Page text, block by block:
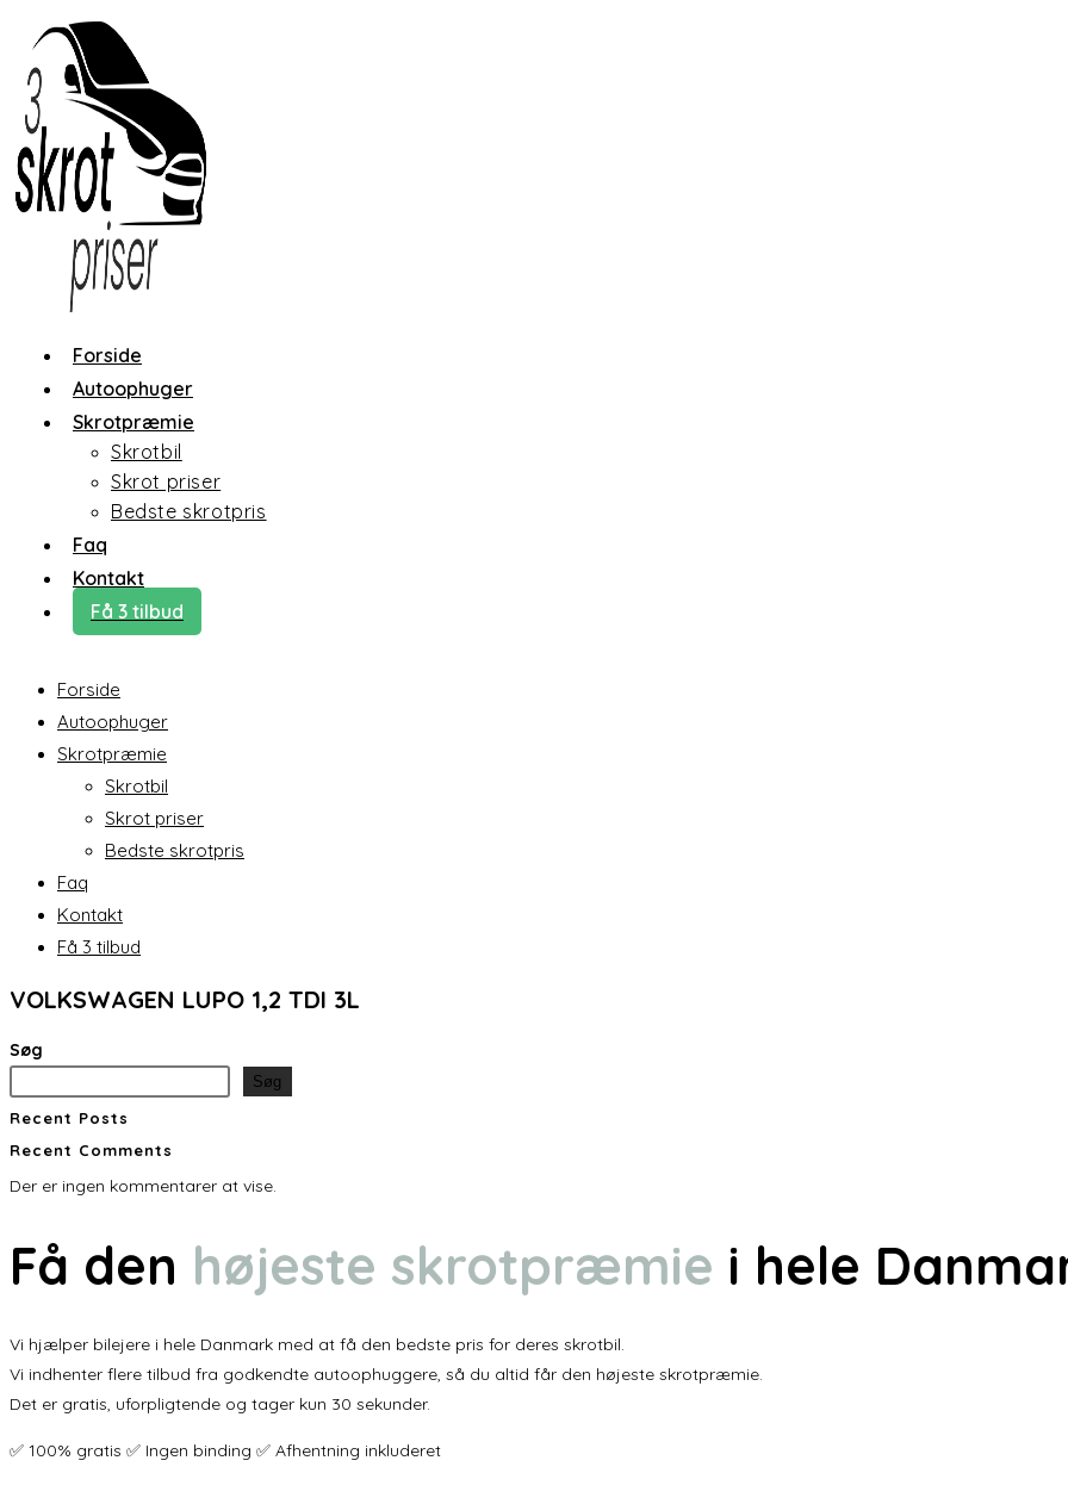
content
Forside
Autoophuger
Skrotpræmie
Skrotbil
Skrot priser
Bedste skrotpris
Faq
Kontakt
Få 3 tilbud
Forside
Autoophuger
Skrotpræmie
Skrotbil
Skrot priser
Bedste skrotpris
Faq
Kontakt
Få 3 tilbud
VOLKSWAGEN LUPO 1,2 TDI 3L
Søg
Søg
Recent Posts
Recent Comments
Der er ingen kommentarer at vise.
Få den højeste skrotpræmie i hele
Vi hjælper bilejere i hele Danmark med at få den bedste pris for deres skrotbil.
Vi indhenter flere tilbud fra godkendte autoophuggere, så du altid får den højeste skrotpræmie.
Det er gratis, uforpligtende og tager kun 30 sekunder.
✅ 100% gratis ✅ Ingen binding ✅ Afhentning inkluderet